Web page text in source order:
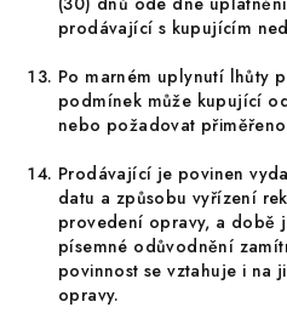
prodávající s kupujícím
Po marném uplynutí lhůty
podmínek může kupující
nebo požadovat
Prodávající je povinen
datu a způsobu vyřízení
provedení opravy, a době
písemné odůvodnění
povinnost se vztahuje i na
opravy.